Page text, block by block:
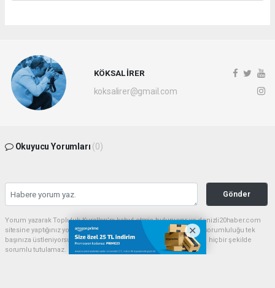
KÖKSAL İRER
koksalirer@gmail.com
Okuyucu Yorumları (0)
Gönder
Yorum yazarak Topluluk Kuralları’nı kabul etmiş bulunuyor ve denizli20haber.com
sitesine yaptığınız yorumunuzla ilgili doğrudan veya dolaylı tüm sorumluluğu tek
başınıza üstleniyorsunuz. Yazılan tüm yorumlardan site yönetimi hiçbir şekilde
sorumlu tutulamaz.